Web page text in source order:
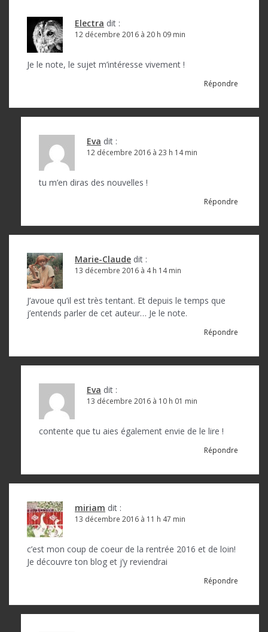
Electra dit :
12 décembre 2016 à 20 h 09 min
Je le note, le sujet m’intéresse vivement !
Répondre
Eva dit :
12 décembre 2016 à 23 h 14 min
tu m’en diras des nouvelles !
Répondre
Marie-Claude dit :
13 décembre 2016 à 4 h 14 min
J’avoue qu’il est très tentant. Et depuis le temps que
j’entends parler de cet auteur… Je le note.
Répondre
Eva dit :
13 décembre 2016 à 10 h 01 min
contente que tu aies également envie de le lire !
Répondre
miriam dit :
13 décembre 2016 à 11 h 47 min
c’est mon coup de coeur de la rentrée 2016 et de loin!
Je découvre ton blog et j’y reviendrai
Répondre